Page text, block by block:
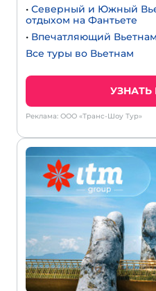
• Северный и Южный
отдыхом на Фантьете
• Впечатляющий
Все туры во Вьетнам
Реклама: ООО «Транс-Шоу Тур»